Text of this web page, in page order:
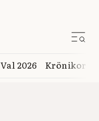
Val 2026 Krönikor